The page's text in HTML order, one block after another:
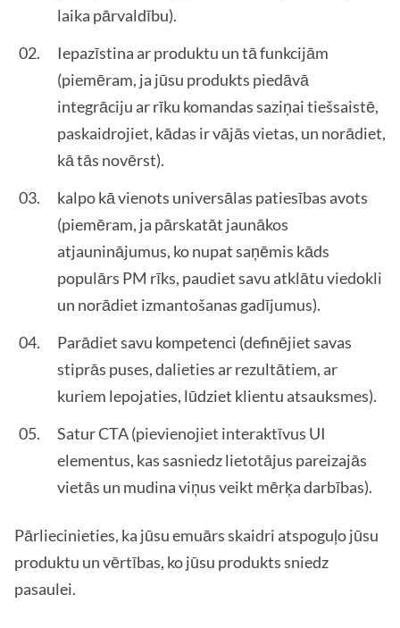
laika pārvaldību).
Iepazīstina ar produktu un tā funkcijām
(piemēram, ja jūsu produkts piedāvā
integrāciju ar rīku komandas saziņai tiešsaistē,
paskaidrojiet, kādas ir vājās vietas, un norādiet,
kā tās novērst).
kalpo kā vienots universālas patiesības avots
(piemēram, ja pārskatāt jaunākos
atjauninājumus, ko nupat saņēmis kāds
populārs PM rīks, paudiet savu atklātu viedokli
un norādiet izmantošanas gadījumus).
Parādiet savu kompetenci (definējiet savas
stiprās puses, dalieties ar rezultātiem, ar
kuriem lepojaties, lūdziet klientu atsauksmes).
Satur CTA (pievienojiet interaktīvus UI
elementus, kas sasniedz lietotājus pareizajās
vietās un mudina viņus veikt mērķa darbības).
Pārliecinieties, ka jūsu emuārs skaidri atspoguļo jūsu
produktu un vērtības, ko jūsu produkts sniedz
pasaulei.